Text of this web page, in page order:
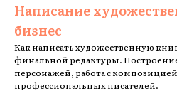
Написание
бизнес
Как написать художественную
финальной редактуры.
персонажей, работа с
профессиональных писателей.